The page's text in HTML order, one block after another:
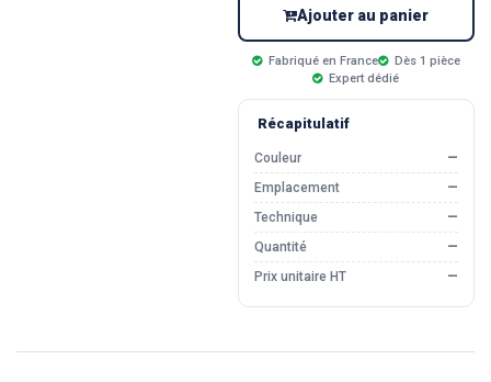
Ajouter au panier
Fabriqué en France
Dès 1 pièce
Expert dédié
Récapitulatif
Couleur
—
Emplacement
—
Technique
—
Quantité
—
Prix unitaire HT
—